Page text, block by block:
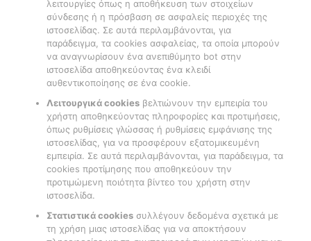
λειτουργίες όπως η αποθήκευση των στοιχείων
σύνδεσης ή η πρόσβαση σε ασφαλείς περιοχές της
ιστοσελίδας. Σε αυτά περιλαμβάνονται, για
παράδειγμα, τα cookies ασφαλείας, τα οποία μπορούν
να αναγνωρίσουν ένα ανεπιθύμητο bot στην
ιστοσελίδα αποθηκεύοντας ένα κλειδί
αυθεντικοποίησης σε ένα cookie.
Λειτουργικά cookiesβελτιώνουν την εμπειρία του
χρήστη αποθηκεύοντας πληροφορίες και προτιμήσεις,
όπως ρυθμίσεις γλώσσας ή ρυθμίσεις εμφάνισης της
ιστοσελίδας, για να προσφέρουν εξατομικευμένη
εμπειρία. Σε αυτά περιλαμβάνονται, για παράδειγμα, τα
cookies προτίμησης που αποθηκεύουν την
προτιμώμενη ποιότητα βίντεο του χρήστη στην
ιστοσελίδα.
Στατιστικά cookiesσυλλέγουν δεδομένα σχετικά με
τη χρήση μιας ιστοσελίδας για να αποκτήσουν